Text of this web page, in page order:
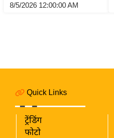
स
चु
ना
8/5/2026 12:00:00 AM
Quick Links
ट्रेंडिंग
फोटो